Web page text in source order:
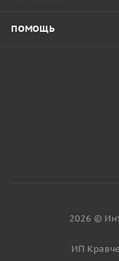
ПОМОЩЬ
2026 ©
ИП